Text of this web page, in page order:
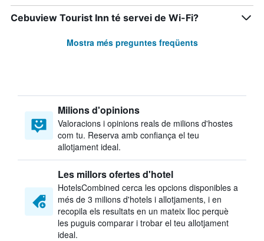
Cebuview Tourist Inn té servei de Wi-Fi?
Mostra més preguntes freqüents
Milions d'opinions
Valoracions i opinions reals de milions d'hostes
com tu. Reserva amb confiança el teu
allotjament ideal.
Les millors ofertes d'hotel
HotelsCombined cerca les opcions disponibles a
més de 3 milions d'hotels i allotjaments, i en
recopila els resultats en un mateix lloc perquè
les puguis comparar i trobar el teu allotjament
ideal.